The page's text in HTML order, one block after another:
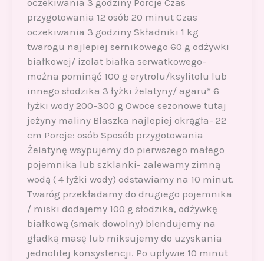
oczekiwania 3 godziny Porcje Czas
przygotowania 12 osób 20 minut Czas
oczekiwania 3 godziny Składniki 1 kg
twarogu najlepiej sernikowego 60 g odżywki
białkowej/ izolat białka serwatkowego-
można pominąć 100 g erytrolu/ksylitolu lub
innego słodzika 3 łyżki żelatyny/ agaru* 6
łyżki wody 200-300 g Owoce sezonowe tutaj
jeżyny maliny Blaszka najlepiej okrągła- 22
cm Porcje: osób Sposób przygotowania
Żelatynę wsypujemy do pierwszego małego
pojemnika lub szklanki- zalewamy zimną
wodą ( 4 łyżki wody) odstawiamy na 10 minut.
Twaróg przekładamy do drugiego pojemnika
/ miski dodajemy 100 g słodzika, odżywkę
białkową (smak dowolny) blendujemy na
gładką masę lub miksujemy do uzyskania
jednolitej konsystencji. Po upływie 10 minut